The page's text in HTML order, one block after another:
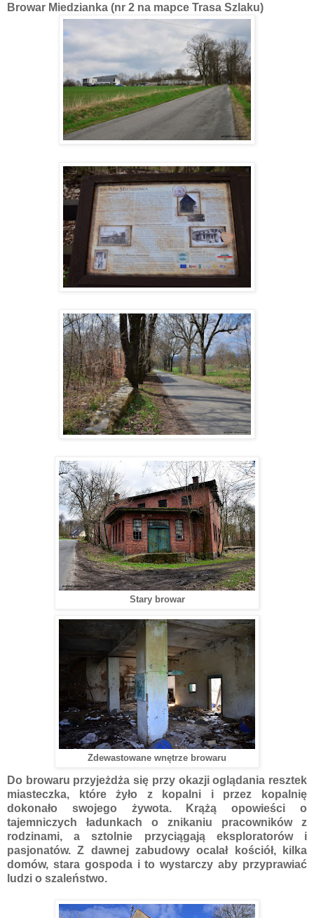
Browar Miedzianka (nr 2 na mapce Trasa Szlaku)
Stary browar
Zdewastowane wnętrze browaru
Do browaru przyjeżdża się przy okazji oglądania resztek
miasteczka, które żyło z kopalni i przez kopalnię
dokonało swojego żywota. Krążą opowieści o
tajemniczych ładunkach o znikaniu pracowników z
rodzinami, a sztolnie przyciągają eksploratorów i
pasjonatów. Z dawnej zabudowy ocalał kościół, kilka
domów, stara gospoda i to wystarczy aby przyprawiać
ludzi o szaleństwo.